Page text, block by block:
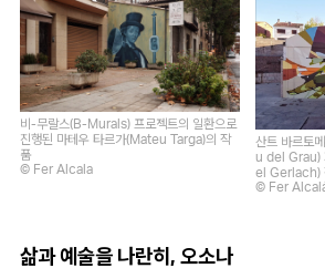
비-무랄스(B-Murals) 프로젝트의 일환으로
진행된 마테우 타르가(Mateu Targa)의 작
품
© Fer Alcala
산트 바르토
u del Grau)
el Gerlach)
© Fer
삶과 예술을 나란히, 오소나